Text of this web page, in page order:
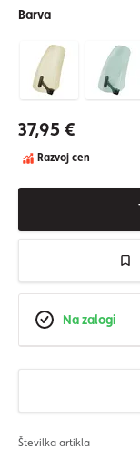
Barva
37,95 €
Razvoj cen
Na zalogi
Številka artikla